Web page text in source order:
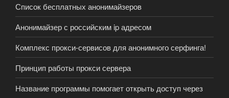
Список бесплатных анонимайзеров
Анонимайзер с российским ip адресом
Комплекс прокси-сервисов для анонимного серфинга!
Принцип работы прокси сервера
Название программы помогает открыть доступ через